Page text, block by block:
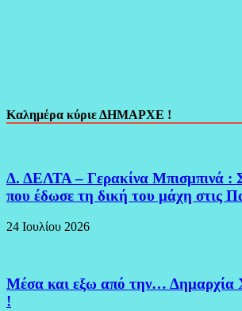
Καλημέρα κύριε ΔΗΜΑΡΧΕ !
Δ. ΔΕΛΤΑ – Γερακίνα Μπισμπινά :
που έδωσε τη δική του μάχη στις
24 Ιουλίου 2026
Μέσα και εξω από την…
!